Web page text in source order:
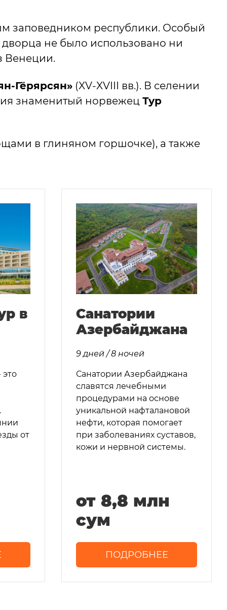
заповедником республики. Особый
не было использовано ни
Венеции.
Гёрярсян» (XV-XVIII вв.). В селении
знаменитый норвежец Тур
в глиняном горшочке), а также
в
это
от
Санатории
Азербайджана
9 дней / 8 ночей
Санатории Азербайджана
славятся лечебными
процедурами на основе
уникальной нафталановой
нефти, которая помогает
при заболеваниях суставов,
кожи и нервной системы.
от 8,8 млн
сум
ПОДРОБНЕЕ